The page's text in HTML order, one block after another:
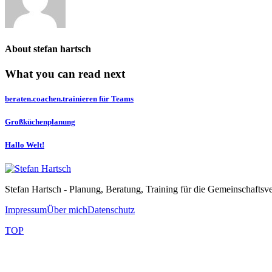
About stefan hartsch
What you can read next
beraten.coachen.trainieren für Teams
Großküchenplanung
Hallo Welt!
Stefan Hartsch - Planung, Beratung, Training für die
ImpressumÜber michDatenschutz
TOP